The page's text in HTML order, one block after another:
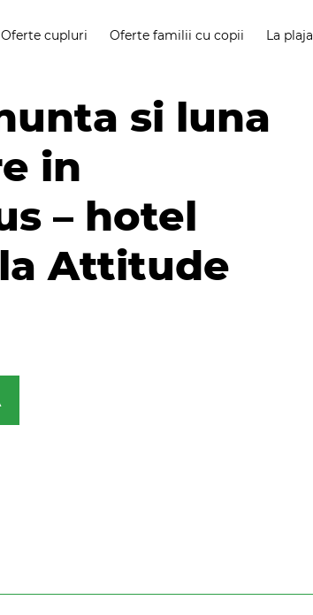
Oferte cupluri Oferte familii cu copii La plaja
si luna
in
– hotel
Attitude